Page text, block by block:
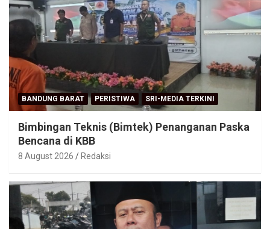
BANDUNG BARAT PERISTIWA SRI-MEDIA TERKINI
Bimbingan Teknis (Bimtek) Penanganan Paska
Bencana di KBB
8 August 2026 Redaksi